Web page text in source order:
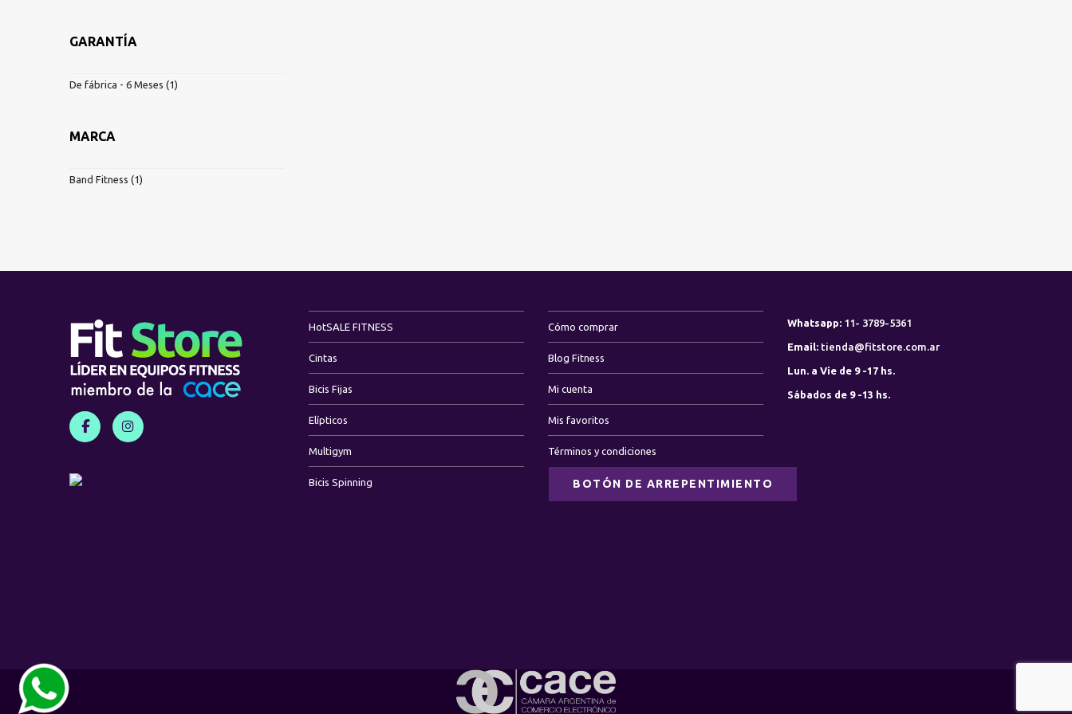
GARANTÍA
De fábrica - 6 Meses (1)
MARCA
Band Fitness (1)
HotSALE FITNESS
Cintas
Bicis Fijas
Elípticos
Multigym
Bicis Spinning
Cómo comprar
Blog Fitness
Mi cuenta
Mis favoritos
Términos y condiciones
BOTÓN DE ARREPENTIMIENTO
Whatsapp: 11- 3789-5361
Email: tienda@fitstore.com.ar
Lun. a Vie de 9 -17 hs.
Sábados de 9 -13 hs.